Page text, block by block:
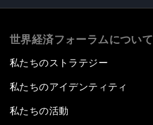
世界経済フォーラムについて
私たちのストラテジー
私たちのアイデンティティ
私たちの活動